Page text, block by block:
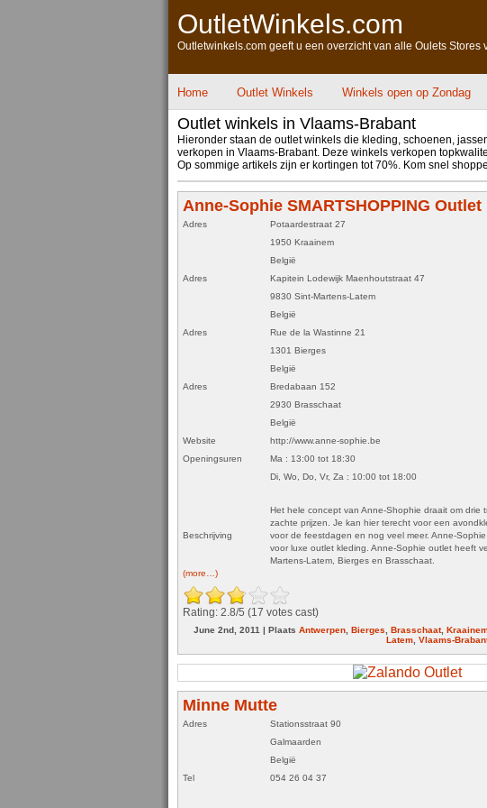
OutletWinkels.com
Outletwinkels.com geeft u een overzicht van alle Oulets
Home Outlet Winkels Winkels open op Zondag
Outlet winkels in Vlaams-Brabant
Hieronder staan de outlet winkels die kleding, schoenen,
verkopen in Vlaams-Brabant. Deze winkels verkopen
Op sommige artikels zijn er kortingen tot 70%. Kom snel
Anne-Sophie SMARTSHOPPING Outlet
Adres
Potaardestraat 27
1950 Kraainem
België
Adres
Kapitein Lodewijk Maenhoutstraat 47
9830 Sint-Martens-Latem
België
Adres
Rue de la Wastinne 21
1301 Bierges
België
Adres
Bredabaan 152
2930 Brasschaat
België
Website
http://www.anne-sophie.be
Openingsuren
Ma : 13:00 tot 18:30
Di, Wo, Do, Vr, Za : 10:00 tot 18:00
Beschrijving
Het hele concept van Anne-Shophie draait om drie
zachte prijzen. Je kan hier terecht voor een
voor de feestdagen en nog veel meer. Anne-
voor luxe outlet kleding. Anne-Sophie outlet heeft
Martens-Latem, Bierges en Brasschaat.
(more…)
Rating: 2.8/5 (17 votes cast)
June 2nd, 2011 | Plaats Antwerpen Bierges Brasschaat,
Latem Vlaams-
Minne Mutte
Adres
Stationsstraat 90
Galmaarden
België
Tel
054 26 04 37